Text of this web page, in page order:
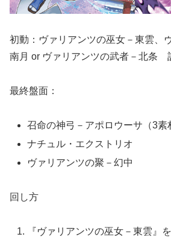
初動：ヴァリアンツの巫女－東雲、
南月 or ヴァリアンツの武者－北条
最終盤面：
召命の神弓－アポロウーサ（3素
ナチュル・エクストリオ
ヴァリアンツの聚－幻中
回し方
『ヴァリアンツの巫女－東雲』